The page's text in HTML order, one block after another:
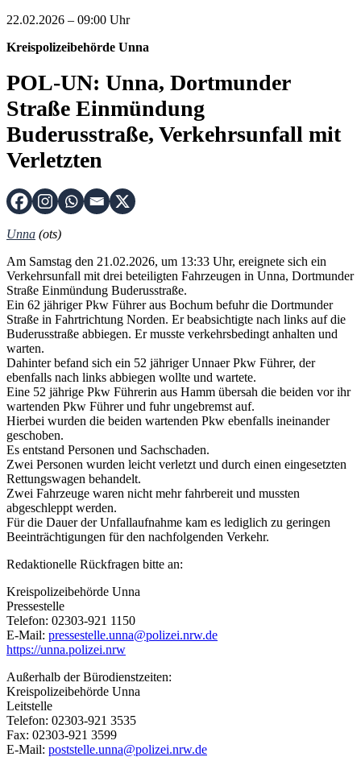
22.02.2026 – 09:00 Uhr
Kreispolizeibehörde Unna
POL-UN: Unna, Dortmunder
Straße Einmündung
Buderusstraße, Verkehrsunfall mit
Verletzten
Unna (ots)
Am Samstag den 21.02.2026, um 13:33 Uhr, ereignete sich ein
Verkehrsunfall mit drei beteiligten Fahrzeugen in Unna, Dortmunder
Straße Einmündung Buderusstraße.
Ein 62 jähriger Pkw Führer aus Bochum befuhr die Dortmunder
Straße in Fahrtrichtung Norden. Er beabsichtigte nach links auf die
Buderusstraße abbiegen. Er musste verkehrsbedingt anhalten und
warten.
Dahinter befand sich ein 52 jähriger Unnaer Pkw Führer, der
ebenfalls nach links abbiegen wollte und wartete.
Eine 52 jährige Pkw Führerin aus Hamm übersah die beiden vor ihr
wartenden Pkw Führer und fuhr ungebremst auf.
Hierbei wurden die beiden wartenden Pkw ebenfalls ineinander
geschoben.
Es entstand Personen und Sachschaden.
Zwei Personen wurden leicht verletzt und durch einen eingesetzten
Rettungswagen behandelt.
Zwei Fahrzeuge waren nicht mehr fahrbereit und mussten
abgeschleppt werden.
Für die Dauer der Unfallaufnahme kam es lediglich zu geringen
Beeinträchtigungen für den nachfolgenden Verkehr.
Redaktionelle Rückfragen bitte an:
Kreispolizeibehörde Unna
Pressestelle
Telefon: 02303-921 1150
E-Mail: pressestelle.unna@polizei.nrw.de
https://unna.polizei.nrw
Außerhalb der Bürodienstzeiten:
Kreispolizeibehörde Unna
Leitstelle
Telefon: 02303-921 3535
Fax: 02303-921 3599
E-Mail: poststelle.unna@polizei.nrw.de